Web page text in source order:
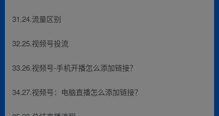
31.24.流量区别
32.25.视频号投流
33.26.视频号-手机开播怎么添加链接？
34.27.视频号：电脑直播怎么添加链接？